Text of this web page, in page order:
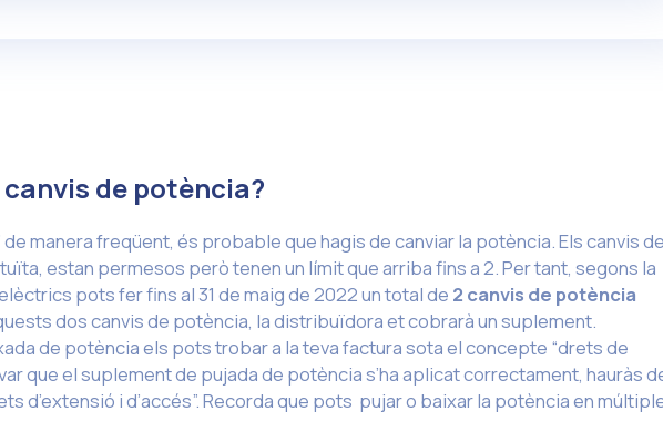
de potència?
de manera freqüent, és probable que hagis de canviar la potència. Els canvis
estan permesos però tenen un límit que arriba fins a 2. Per tant, segons la
pots fer fins al 31 de maig de 2022 un total de 2 canvis de potència
dos canvis de potència, la distribuïdora et cobrarà un suplement.
de potència els pots trobar a la teva factura sota el concepte “drets de
que el suplement de pujada de potència s’ha aplicat correctament, hauràs
d’extensió i d’accés”. Recorda que pots pujar o baixar la potència en